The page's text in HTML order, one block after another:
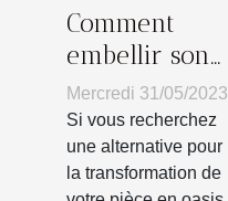
Comment
embellir son
intérieur par
des
revêtements
de coussins à
Mercredi 31/05/2023
Si vous recherchez
une alternative pour
la transformation de